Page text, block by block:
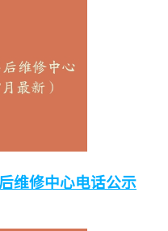
维修中心电话公示